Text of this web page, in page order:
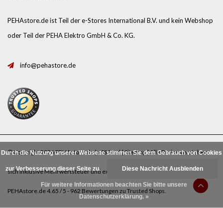
PEHAstore.de ist Teil der e-Stores International B.V. und kein Webshop
oder Teil der PEHA Elektro GmbH & Co. KG.
info@pehastore.de
© Copyright 2026 PEHAstore.de |RSS feed|Sitemap| Alle Preise verstehen
sich inklusive Mehrwertsteuer und exklusivePorto.
PEHAstore.de4.65 /5 - 962 Bewertungen zu Trusted Shops
Durch die Nutzung unserer Webseite stimmen Sie dem Gebrauch von Cookies
zur Verbesserung dieser Seite zu. Diese Nachricht Ausblenden
Für weitere Informationen beachten Sie bitte unsere
Datenschutzerklärung. »